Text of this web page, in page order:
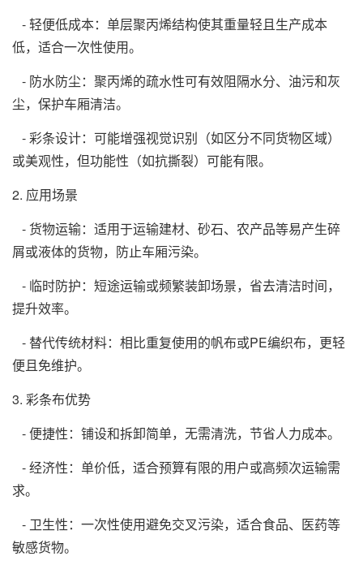
- 轻便低成本：单层聚丙烯结构使其重量轻且生产成本
低，适合一次性使用。
- 防水防尘：聚丙烯的疏水性可有效阻隔水分、油污和灰
尘，保护车厢清洁。
- 彩条设计：可能增强视觉识别（如区分不同货物区域）
或美观性，但功能性（如抗撕裂）可能有限。
2. 应用场景
- 货物运输：适用于运输建材、砂石、农产品等易产生碎
屑或液体的货物，防止车厢污染。
- 临时防护：短途运输或频繁装卸场景，省去清洁时间，
提升效率。
- 替代传统材料：相比重复使用的帆布或PE编织布，更轻
便且免维护。
3. 彩条布优势
- 便捷性：铺设和拆卸简单，无需清洗，节省人力成本。
- 经济性：单价低，适合预算有限的用户或高频次运输需
求。
- 卫生性：一次性使用避免交叉污染，适合食品、医药等
敏感货物。